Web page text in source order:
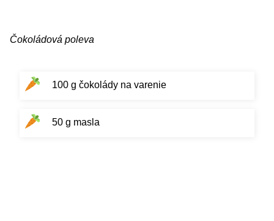
Čokoládová poleva
100 g čokolády na varenie
50 g masla